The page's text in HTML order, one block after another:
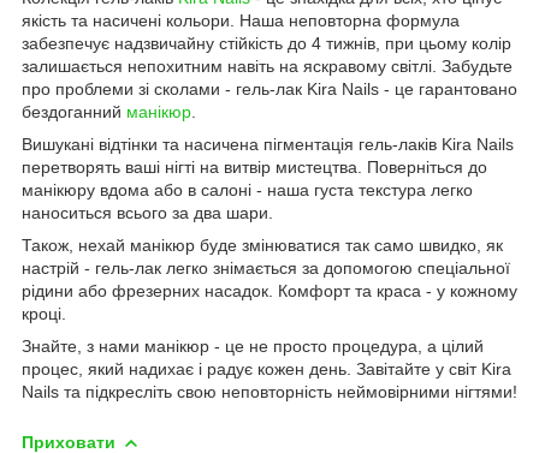
якість та насичені кольори. Наша неповторна формула
забезпечує надзвичайну стійкість до 4 тижнів, при цьому колір
залишається непохитним навіть на яскравому світлі. Забудьте
про проблеми зі сколами - гель-лак Kira Nails - це гарантовано
бездоганний манікюр
Вишукані відтінки та насичена пігментація гель-лаків Kira Nails
перетворять ваші нігті на витвір мистецтва. Поверніться до
манікюру вдома або в салоні - наша густа текстура легко
наноситься всього за два шари.
Також, нехай манікюр буде змінюватися так само швидко, як
настрій - гель-лак легко знімається за допомогою спеціальної
рідини або фрезерних насадок. Комфорт та краса - у кожному
кроці.
Знайте, з нами манікюр - це не просто процедура, а цілий
процес, який надихає і радує кожен день. Завітайте у світ Kira
Nails та підкресліть свою неповторність неймовірними нігтями!
Приховати